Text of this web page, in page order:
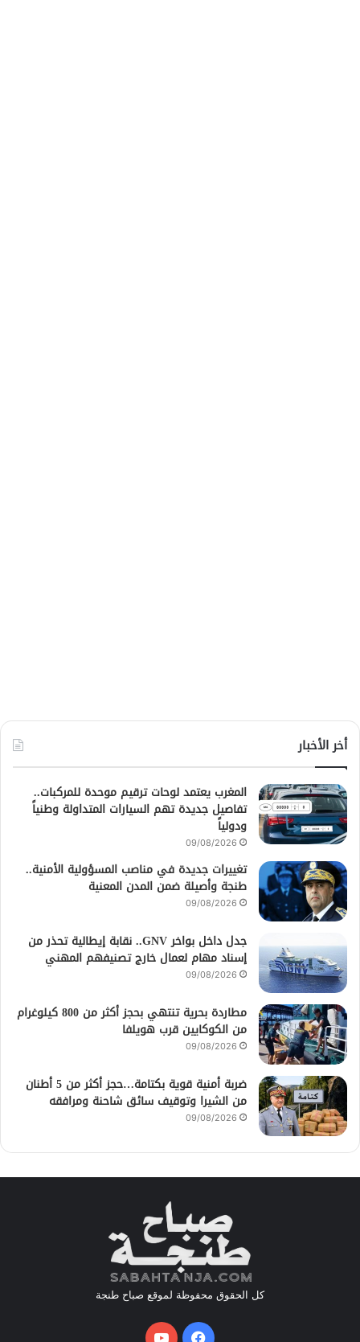
أخر الأخبار
المغرب يعتمد لوحات ترقيم موحدة للمركبات..
تفاصيل جديدة تهم السيارات المتداولة وطنياً
ودولياً
09/08/2026
تغييرات جديدة في مناصب المسؤولية الأمنية..
طنجة وأصيلة ضمن المدن المعنية
09/08/2026
جدل داخل بواخر GNV.. نقابة إيطالية تحذر من
إسناد مهام لعمال خارج تصنيفهم المهني
09/08/2026
مطاردة بحرية تنتهي بحجز أكثر من 800 كيلوغرام
من الكوكايين قرب هويلفا
09/08/2026
ضربة أمنية قوية بكتامة…حجز أكثر من 5 أطنان
من الشيرا وتوقيف سائق شاحنة ومرافقه
09/08/2026
كل الحقوق محفوظة لموقع صباح طنجة
فيسبوكيوتيوب